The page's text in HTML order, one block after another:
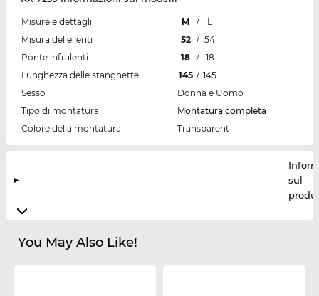
Misure e dettagli M /
L
Misura delle lenti
52 / 54
Ponte infralenti
18 /
18
Lunghezza delle stanghette
145 / 145
Sesso
Donna e Uomo
Tipo di montatura
Montatura completa
Colore della montatura
Transparent
sul
You May Also Like!